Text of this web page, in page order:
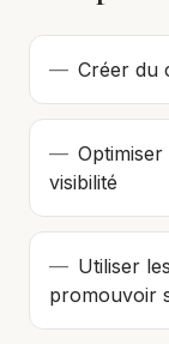
— Créer du
—
visibilité
— Utiliser
promouvoir